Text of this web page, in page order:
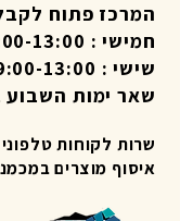
המרכז פתוח
חמישי : 09:00-13:00
שישי : 9:00-13:00
שאר ימות
שרות לקוחות טלפוני 09:00-19:00
איסוף מוצרים